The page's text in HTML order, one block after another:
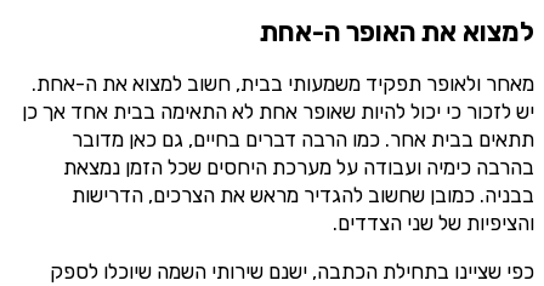
למצוא את האופר ה-אחת
מאחר ולאופר תפקיד משמעותי בבית, חשוב למצוא את ה-אחת.
יש לזכור כי יכול להיות שאופר אחת לא התאימה בבית אחד אך כן
תתאים בבית אחר. כמו הרבה דברים בחיים, גם כאן מדובר
בהרבה כימיה ועבודה על מערכת היחסים שכל הזמן נמצאת
בבניה. כמובן שחשוב להגדיר מראש את הצרכים, הדרישות
והציפיות של שני הצדדים.
כפי שציינו בתחילת הכתבה, ישנם שירותי השמה שיוכלו לספק